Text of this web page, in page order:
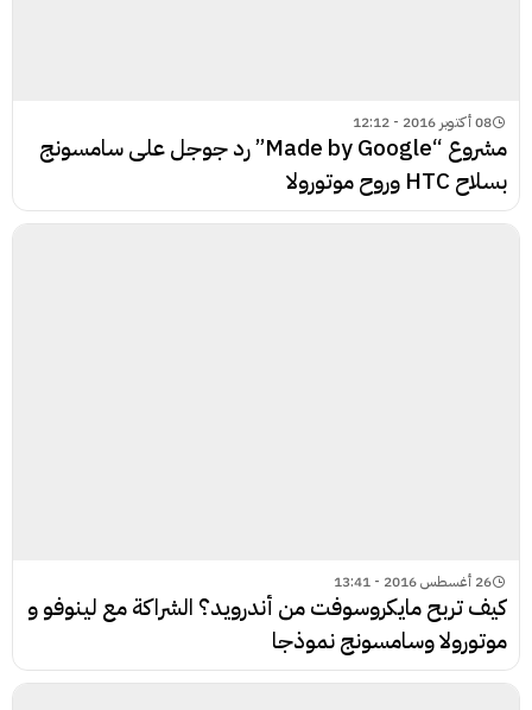
08 أكتوبر 2016 - 12:12
مشروع “Made by Google” رد جوجل على سامسونج
بسلاح HTC وروح موتورولا
26 أغسطس 2016 - 13:41
كيف تربح مايكروسوفت من أندرويد؟ الشراكة مع لينوفو و
موتورولا وسامسونج نموذجا